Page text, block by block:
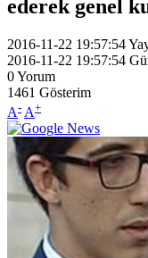
ederek genel
2016-11-22 19:57:54
2016-11-22 19:57:54
0Yorum
1461 Gösterim
A- A+